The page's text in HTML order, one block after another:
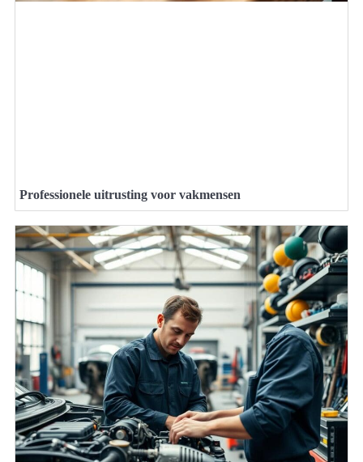
Professionele uitrusting voor vakmensen